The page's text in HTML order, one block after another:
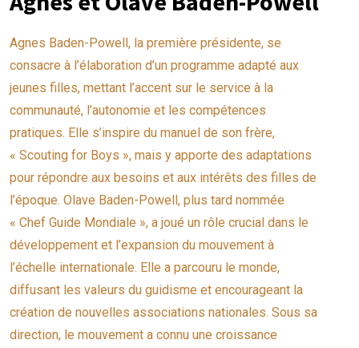
Agnes Baden-Powell, la première présidente, se
consacre à l’élaboration d’un programme adapté aux
jeunes filles, mettant l’accent sur le service à la
communauté, l’autonomie et les compétences
pratiques. Elle s’inspire du manuel de son frère,
« Scouting for Boys », mais y apporte des adaptations
pour répondre aux besoins et aux intérêts des filles de
l’époque. Olave Baden-Powell, plus tard nommée
« Chef Guide Mondiale », a joué un rôle crucial dans le
développement et l’expansion du mouvement à
l’échelle internationale. Elle a parcouru le monde,
diffusant les valeurs du guidisme et encourageant la
création de nouvelles associations nationales. Sous sa
direction, le mouvement a connu une croissance